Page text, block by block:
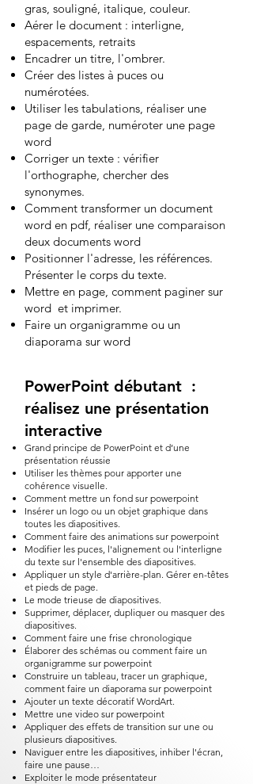
gras, souligné, italique, couleur.
Aérer le document : interligne,
espacements, retraits
Encadrer un titre, l'ombrer.
Créer des listes à puces ou
numérotées.
Utiliser les tabulations, réaliser une
page de garde, numéroter une page
word
Corriger un texte : vérifier
l'orthographe, chercher des
synonymes.
Comment transformer un document
word en pdf, réaliser une comparaison
deux documents word
Positionner l'adresse, les références.
Présenter le corps du texte.
Mettre en page, comment paginer sur
word et imprimer.
Faire un organigramme ou un
diaporama sur word
PowerPoint débutant :
réalisez une présentation
interactive
Grand principe de PowerPoint et d’une
présentation réussie
Utiliser les thèmes pour apporter une
cohérence visuelle.
Comment mettre un fond sur powerpoint​
Insérer un logo ou un objet graphique dans
toutes les diapositives.
Comment faire des animations sur powerpoint​
Modifier les puces, l'alignement ou l'interligne
du texte sur l'ensemble des diapositives.
Appliquer un style d'arrière-plan. Gérer en-têtes
et pieds de page.
Le mode trieuse de diapositives.
Supprimer, déplacer, dupliquer ou masquer des
diapositives.
Comment faire une frise chronologique
Élaborer des schémas ou comment faire un
organigramme sur powerpoint​
Construire un tableau, tracer un graphique,
comment faire un diaporama sur powerpoint​
Ajouter un texte décoratif WordArt.
Mettre une video sur powerpoint​
Appliquer des effets de transition sur une ou
plusieurs diapositives.
Naviguer entre les diapositives, inhiber l'écran,
faire une pause…
Exploiter le mode présentateur